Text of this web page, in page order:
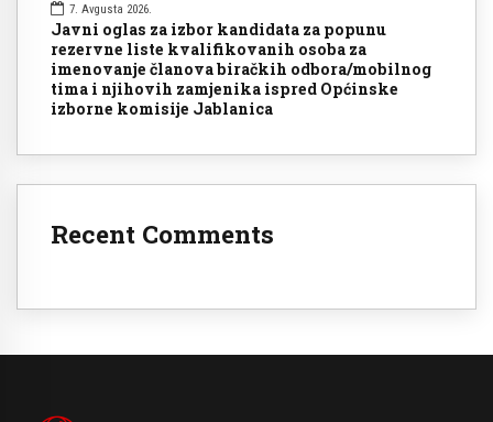
7. Avgusta 2026.
Javni oglas za izbor kandidata za popunu
rezervne liste kvalifikovanih osoba za
imenovanje članova biračkih odbora/mobilnog
tima i njihovih zamjenika ispred Općinske
izborne komisije Jablanica
Recent Comments